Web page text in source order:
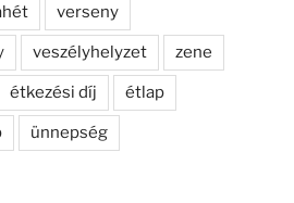
verseny
veszélyhelyzet zene
étkezési díj étlap
ünnepség